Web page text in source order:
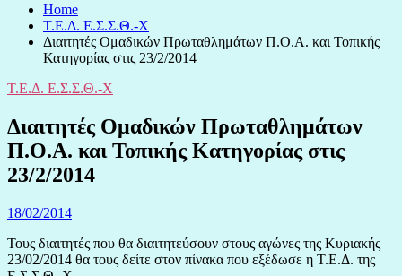
Home
Τ.Ε.Δ. Ε.Σ.Σ.Θ.-Χ
Διαιτητές Ομαδικών Πρωταθλημάτων Π.Ο.Α. και Τοπικής
Κατηγορίας στις 23/2/2014
Τ.Ε.Δ. Ε.Σ.Σ.Θ.-Χ
Διαιτητές Ομαδικών Πρωταθλημάτων
Π.Ο.Α. και Τοπικής Κατηγορίας στις
23/2/2014
18/02/2014
Τους διαιτητές που θα διαιτητεύσουν στους αγώνες της Κυριακής
23/02/2014 θα τους δείτε στον πίνακα που εξέδωσε η Τ.Ε.Δ. της